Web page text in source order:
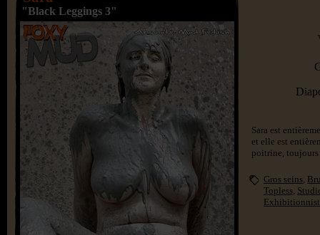
"Black Leggings 3"
Sara est
et elle est
poitrine,
Gros seins,
Topless,